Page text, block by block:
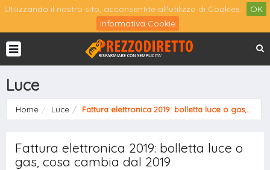
Utilizzando il nostro sito, acconsentite all'utilizzo di Cookies.
OK
Informativa Cookie
Luce
Home Luce Fattura elettronica 2019: bolletta luce o gas,...
Fattura elettronica 2019: bolletta luce o
gas, cosa cambia dal 2019